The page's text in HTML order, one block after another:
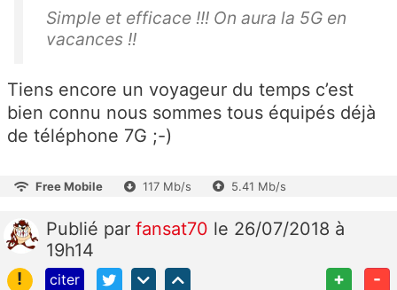
Simple et efficace !!! On aura la 5G en
vacances !!
Tiens encore un voyageur du temps c’est
bien connu nous sommes tous équipés déjà
de téléphone 7G ;-)
Free Mobile 117 Mb/s 5.41 Mb/s
Publié par fansat70 le 26/07/2018 à
19h14
!
citer + -